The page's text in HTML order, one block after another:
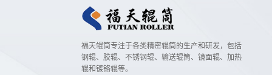
福天辊筒专注于各类精密辊筒的生产和研发，包括
钢辊、胶辊、不锈钢辊、输送辊筒、镜面辊、加热
辊和镀铬辊等。